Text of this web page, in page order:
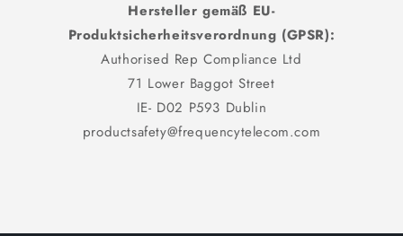
Hersteller gemäß EU-
Produktsicherheitsverordnung (GPSR):
Authorised Rep Compliance Ltd
71 Lower Baggot Street
IE- D02 P593 Dublin
productsafety@frequencytelecom.com